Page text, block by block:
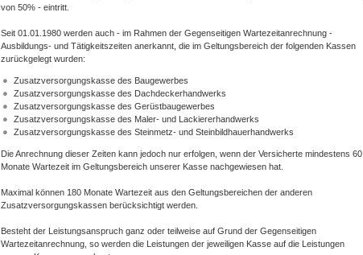
von 50% - eintritt.
Seit 01.01.1980 werden auch - im Rahmen der Gegenseitigen Wartezeitanrechnung -
Ausbildungs- und Tätigkeitszeiten anerkannt, die im Geltungsbereich der folgenden Kassen
zurückgelegt wurden:
Zusatzversorgungskasse des Baugewerbes
Zusatzversorgungskasse des Dachdeckerhandwerks
Zusatzversorgungskasse des Gerüstbaugewerbes
Zusatzversorgungskasse des Maler- und Lackiererhandwerks
Zusatzversorgungskasse des Steinmetz- und Steinbildhauerhandwerks
Die Anrechnung dieser Zeiten kann jedoch nur erfolgen, wenn der Versicherte mindestens 60
Monate Wartezeit im Geltungsbereich unserer Kasse nachgewiesen hat.
Maximal können 180 Monate Wartezeit aus den Geltungsbereichen der anderen
Zusatzversorgungskassen berücksichtigt werden.
Besteht der Leistungsanspruch ganz oder teilweise auf Grund der Gegenseitigen
Wartezeitanrechnung, so werden die Leistungen der jeweiligen Kasse auf die Leistungen